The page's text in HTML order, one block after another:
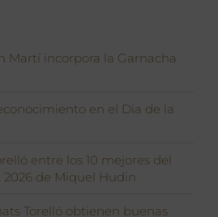
Martí incorpora la Garnacha
en el Dia de la
entre los 10 mejores del
de Miquel Hudin
Torelló obtienen buenas